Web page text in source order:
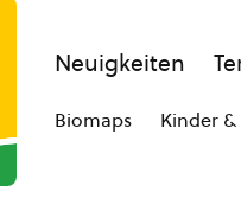
Neuigkeiten
Biomaps Kinder